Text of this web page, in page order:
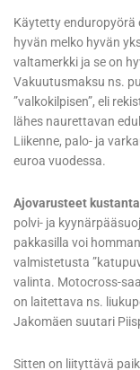
Käytetty enduropyörä
hyvän melko hyvän
valtamerkki ja se on
Vakuutusmaksu ns.
”valkokilpisen”, eli
lähes naurettavan
Liikenne, palo- ja
euroa vuodessa.
Ajovarusteet
polvi- ja
pakkasilla voi
valmistetusta
valinta. Motocross-
on laitettava ns.
Jakomäen suutari
Sitten on liityttävä